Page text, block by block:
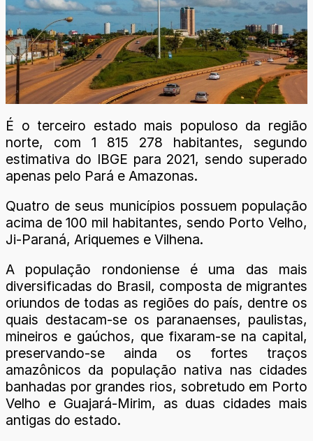
É o terceiro estado mais populoso da região
norte, com 1 815 278 habitantes, segundo
estimativa do IBGE para 2021, sendo superado
apenas pelo Pará e Amazonas.
Quatro de seus municípios possuem população
acima de 100 mil habitantes, sendo Porto Velho,
Ji-Paraná, Ariquemes e Vilhena.
A população rondoniense é uma das mais
diversificadas do Brasil, composta de migrantes
oriundos de todas as regiões do país, dentre os
quais destacam-se os paranaenses, paulistas,
mineiros e gaúchos, que fixaram-se na capital,
preservando-se ainda os fortes traços
amazônicos da população nativa nas cidades
banhadas por grandes rios, sobretudo em Porto
Velho e Guajará-Mirim, as duas cidades mais
antigas do estado.